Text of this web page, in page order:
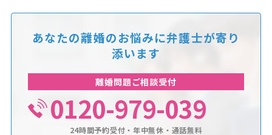
あなたの離婚のお悩みに弁護士が寄り
添います
離婚問題ご相談受付
0120-979-039
24時間予約受付・年中無休・通話無料